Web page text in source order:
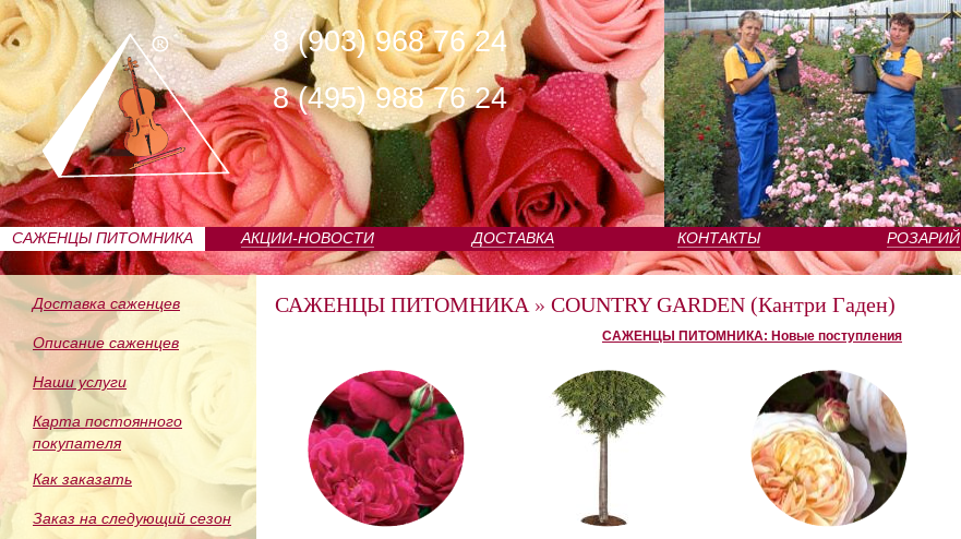
8 (903) 968 76 24
8 (495) 988 76 24
САЖЕНЦЫ ПИТОМНИКА АКЦИИ-НОВОСТИ ДОСТАВКА КОНТАКТЫ РОЗАРИЙ
Доставка саженцев
Описание саженцев
Наши услуги
Карта постоянного
покупателя
Как заказать
Заказ на следующий сезон
САЖЕНЦЫ ПИТОМНИКА » COUNTRY GARDEN (Кантри Гаден)
САЖЕНЦЫ ПИТОМНИКА: Новые поступления